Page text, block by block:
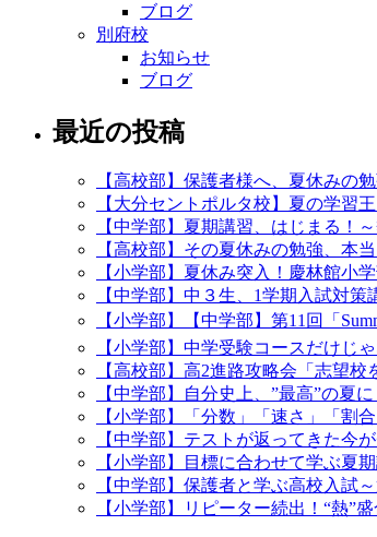
ブログ
別府校
お知らせ
ブログ
最近の投稿
【高校部】保護者様へ、夏休みの
【大分セントポルタ校】夏の学習
【中学部】夏期講習、はじまる！
【高校部】その夏休みの勉強、本
【小学部】夏休み突入！慶林館小
【中学部】中３生、1学期入試対
【小学部】【中学部】第11回「
【小学部】中学受験コースだけじ
【高校部】高2進路攻略会「志望校
【中学部】自分史上、”最高”の夏
【小学部】「分数」「速さ」「割
【中学部】テストが返ってきた今
【小学部】目標に合わせて学ぶ夏
【中学部】保護者と学ぶ高校入試
【小学部】リピーター続出！“熱”